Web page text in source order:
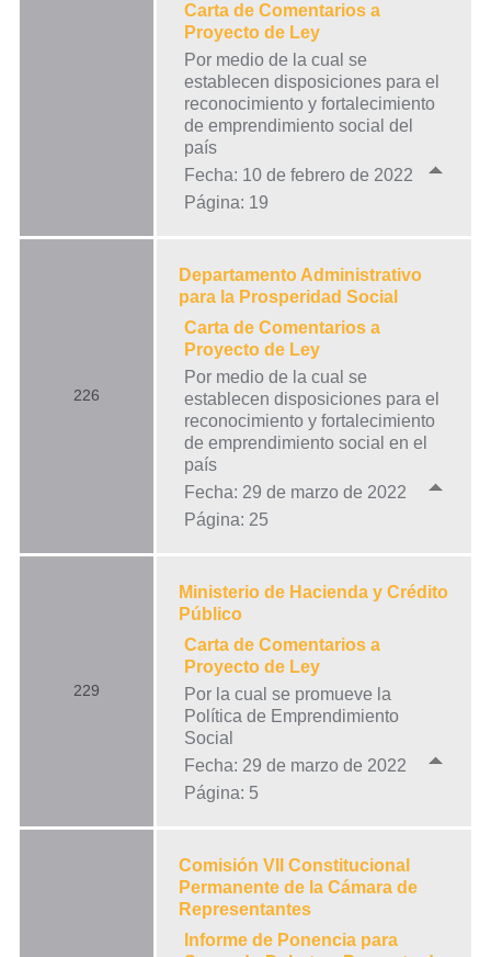
Carta de Comentarios a
Proyecto de Ley
Por medio de la cual se
establecen disposiciones para el
reconocimiento y fortalecimiento
de emprendimiento social del
país
Fecha: 10 de febrero de 2022
Página: 19
226
Departamento Administrativo
para la Prosperidad Social
Carta de Comentarios a
Proyecto de Ley
Por medio de la cual se
establecen disposiciones para el
reconocimiento y fortalecimiento
de emprendimiento social en el
país
Fecha: 29 de marzo de 2022
Página: 25
229
Ministerio de Hacienda y Crédito
Público
Carta de Comentarios a
Proyecto de Ley
Por la cual se promueve la
Política de Emprendimiento
Social
Fecha: 29 de marzo de 2022
Página: 5
Comisión VII Constitucional
Permanente de la Cámara de
Representantes
Informe de Ponencia para